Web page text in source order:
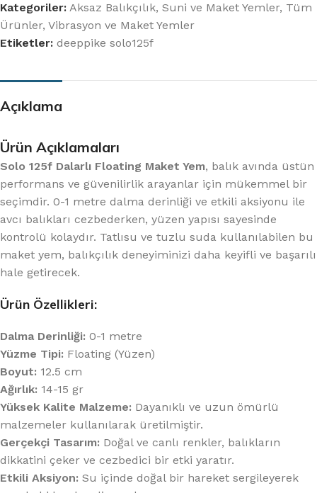
Kategoriler: Aksaz Balıkçılık, Suni ve Maket Yemler, Tüm
Ürünler, Vibrasyon ve Maket Yemler
Etiketler: deeppike solo125f
Açıklama
Ürün Açıklamaları
Solo 125f Dalarlı Floating Maket Yem, balık avında üstün
performans ve güvenilirlik arayanlar için mükemmel bir
seçimdir. 0-1 metre dalma derinliği ve etkili aksiyonu ile
avcı balıkları cezbederken, yüzen yapısı sayesinde
kontrolü kolaydır. Tatlısu ve tuzlu suda kullanılabilen bu
maket yem, balıkçılık deneyiminizi daha keyifli ve başarılı
hale getirecek.
Ürün Özellikleri:
Dalma Derinliği: 0-1 metre
Yüzme Tipi: Floating (Yüzen)
Boyut: 12.5 cm
Ağırlık: 14-15 gr
Yüksek Kalite Malzeme: Dayanıklı ve uzun ömürlü
malzemeler kullanılarak üretilmiştir.
Gerçekçi Tasarım: Doğal ve canlı renkler, balıkların
dikkatini çeker ve cezbedici bir etki yaratır.
Etkili Aksiyon: Su içinde doğal bir hareket sergileyerek